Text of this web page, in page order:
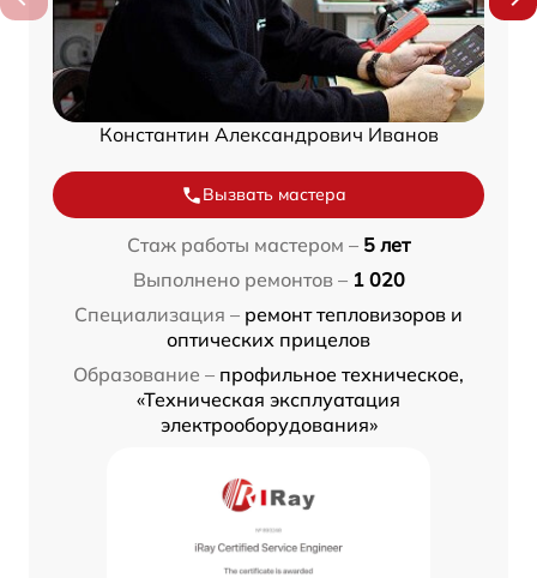
Константин Александрович Иванов
Вызвать мастера
Стаж работы мастером – 5 лет
Выполнено ремонтов – 1 020
Специализация – ремонт тепловизоров и
оптических прицелов
Образование – профильное техническое,
«Техническая эксплуатация
электрооборудования»